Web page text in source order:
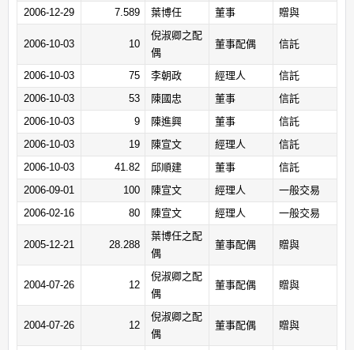
2006-12-29 7.589 葉博任 董事 贈與
2006-10-03 10
倪淑卿之配
偶
董事配偶 信託
2006-10-03 75 李朝政 經理人
信託
2006-10-03
53 陳國忠 董事
信託
2006-10-03
9 陳進興 董事
信託
2006-10-03
19 陳宣文 經理人
信託
2006-10-03
41.82 邱順建 董事
信託
2006-09-01
100 陳宣文 經理人
一般交易
2006-02-16
80 陳宣文 經理人 一般交易
2005-12-21 28.288
葉博任之配
偶
董事配偶 贈與
2004-07-26 12
倪淑卿之配
偶
董事配偶 贈與
2004-07-26 12
倪淑卿之配
偶
董事配偶 贈與